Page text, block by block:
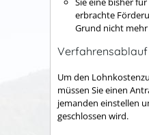
erbrachte
Grund nicht
Verfahrensablauf
Um den
müssen Sie einen
jemanden einstellen
geschlossen wird.